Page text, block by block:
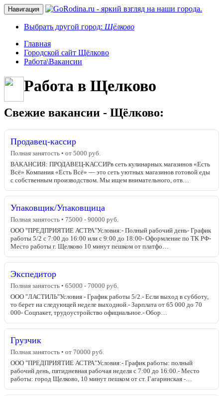
Навигация
Выбрать другой город: Щёлково
Главная
Городской сайт Щёлково
Работа\Вакансии
Работа в Щелково
Свежие вакансии - Щёлково:
Продавец-кассир
Полная занятость • от 5000 руб.
ВАКАНСИЯ: ПРОДАВЕЦ-КАССИРв сеть кулинарных магазинов «Есть
Всё» Компания «Есть Всё» — это сеть уютных магазинов готовой еды
с собственным производством. Мы ищем внимательного, отв…
Упаковщик/Упаковщица
Полная занятость • 75000 - 90000 руб.
ООО "ПРЕДПРИЯТИЕ АСТРА"Условия:- Полный рабочий день- График
работы 5/2 с 7:00 до 16:00 или с 9:00 до 18:00- Оформление по ТК РФ-
Место работы г. Щелково 10 минут пешком от платфо…
Экспедитор
Полная занятость • 65000 - 70000 руб.
ООО "ЛАСТИЛЬ"Условия - График работы 5/2.- Если выход в субботу,
то берет на следующей неделе выходной.- Зарплата от 65 000 до 70
000- Соцпакет, трудоустройство официальное.- Обор…
Грузчик
Полная занятость • от 70000 руб.
ООО "ПРЕДПРИЯТИЕ АСТРА"Условия:- График работы: полный
рабочий день, пятидневная рабочая неделя с 7:00 до 16:00.- Место
работы: город Щелково, 10 минут пешком от ст. Гагаринская -…